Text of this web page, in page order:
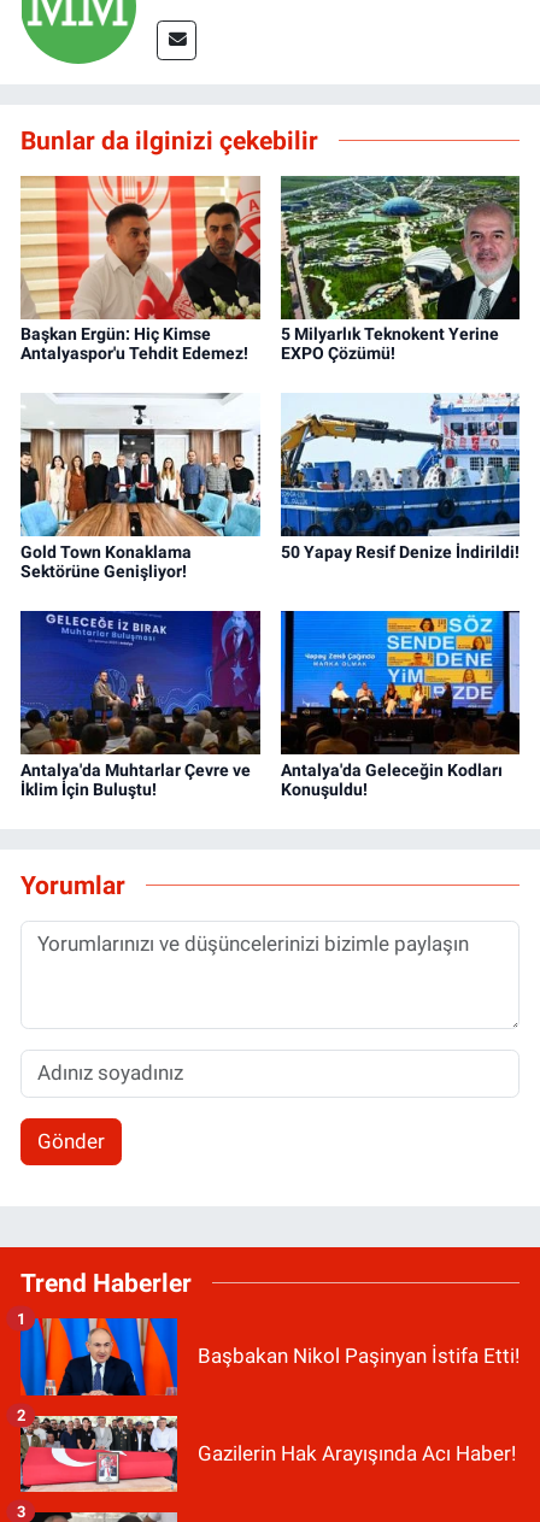
Bunlar da ilginizi çekebilir
Başkan Ergün: Hiç Kimse
Antalyaspor'u Tehdit Edemez!
5 Milyarlık Teknokent Yerine
EXPO Çözümü!
Gold Town Konaklama
Sektörüne Genişliyor!
50 Yapay Resif Denize İndirildi!
Antalya'da Muhtarlar Çevre ve
İklim İçin Buluştu!
Antalya'da Geleceğin Kodları
Konuşuldu!
Yorumlar
Gönder
Trend Haberler
Başbakan Nikol Paşinyan İstifa Etti!
1
Gazilerin Hak Arayışında Acı Haber!
2
3